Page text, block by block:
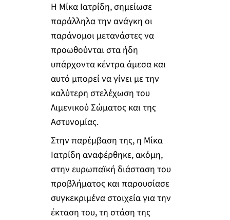
Η Μίκα Ιατρίδη, σημείωσε
παράλληλα την ανάγκη οι
παράνομοι μετανάστες να
προωθούνται στα ήδη
υπάρχοντα κέντρα άμεσα και
αυτό μπορεί να γίνει με την
καλύτερη στελέχωση του
Λιμενικού Σώματος και της
Αστυνομίας.
Στην παρέμβαση της, η Μίκα
Ιατρίδη αναφέρθηκε, ακόμη,
στην ευρωπαϊκή διάσταση του
προβλήματος και παρουσίασε
συγκεκριμένα στοιχεία για την
έκταση του, τη στάση της